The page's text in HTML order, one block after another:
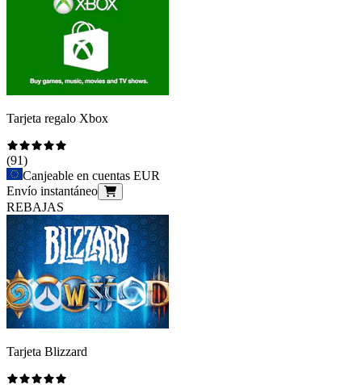
Tarjeta regalo Xbox
(91)
Canjeable en cuentas EUR
Envío instantáneo
REBAJAS
Tarjeta Blizzard